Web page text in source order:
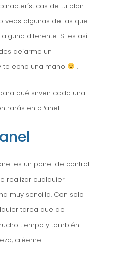
de tu plan
veas algunas de las que
diferente. Si es así
dejarme un
te echo una mano
.
qué sirven cada una
en cPanel.
es un panel de control
realizar cualquier
muy sencilla. Con solo
tarea que de
tiempo y también
créeme.